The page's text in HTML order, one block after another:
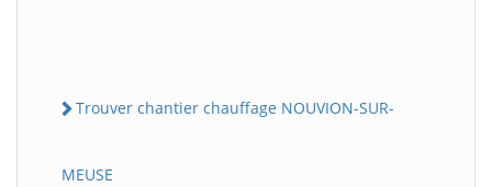
Trouver chantier chauffage NOUVION-SUR-
MEUSE